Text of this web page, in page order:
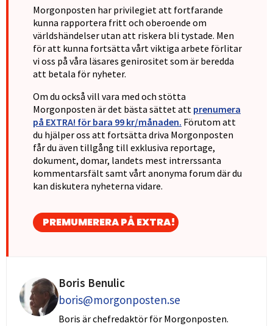
Morgonposten har privilegiet att fortfarande
kunna rapportera fritt och oberoende om
världshändelser utan att riskera bli tystade. Men
för att kunna fortsätta vårt viktiga arbete förlitar
vi oss på våra läsares genirositet som är beredda
att betala för nyheter.
Om du också vill vara med och stötta
Morgonposten är det bästa sättet att prenumera
på EXTRA! för bara 99 kr/månaden. Förutom att
du hjälper oss att fortsätta driva Morgonposten
får du även tillgång till exklusiva reportage,
dokument, domar, landets mest intrerssanta
kommentarsfält samt vårt anonyma forum där du
kan diskutera nyheterna vidare.
PREMUMERERA PÅ EXTRA!
Boris Benulic
boris@morgonposten.se
Boris är chefredaktör för Morgonposten.